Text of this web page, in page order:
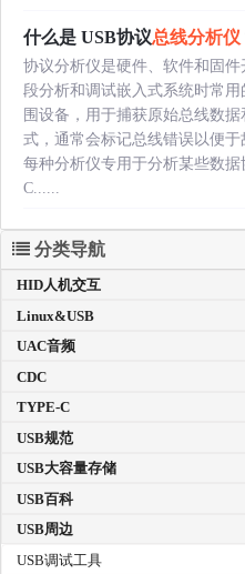
什么是 USB协议总线分析仪
协议分析仪是硬件、软件和固
段分析和调试嵌入式系统时常
围设备，用于捕获原始总线数
式，通常会标记总线错误以便于
每种分析仪专用于分析某些数据
C......
分类导航
HID人机交互
Linux&USB
UAC音频
CDC
TYPE-C
USB规范
USB大容量存储
USB百科
USB周边
USB调试工具